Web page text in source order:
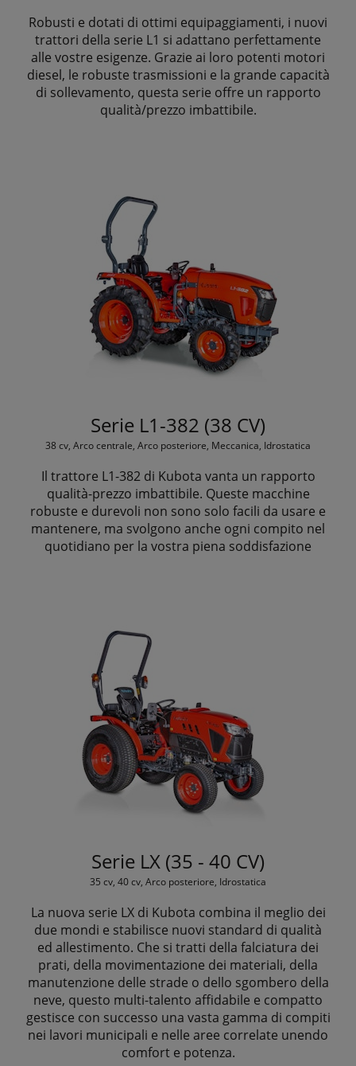
Robusti e dotati di ottimi equipaggiamenti, i nuovi
trattori della serie L1 si adattano perfettamente
alle vostre esigenze. Grazie ai loro potenti motori
diesel, le robuste trasmissioni e la grande capacità
di sollevamento, questa serie offre un rapporto
qualità/prezzo imbattibile.
Serie L1-382 (38 CV)
38 cv, Arco centrale, Arco posteriore, Meccanica, Idrostatica
Il trattore L1-382 di Kubota vanta un rapporto
qualità-prezzo imbattibile. Queste macchine
robuste e durevoli non sono solo facili da usare e
mantenere, ma svolgono anche ogni compito nel
quotidiano per la vostra piena soddisfazione
Serie LX (35 - 40 CV)
35 cv, 40 cv, Arco posteriore, Idrostatica
La nuova serie LX di Kubota combina il meglio dei
due mondi e stabilisce nuovi standard di qualità
ed allestimento. Che si tratti della falciatura dei
prati, della movimentazione dei materiali, della
manutenzione delle strade o dello sgombero della
neve, questo multi-talento affidabile e compatto
gestisce con successo una vasta gamma di compiti
nei lavori municipali e nelle aree correlate unendo
comfort e potenza.